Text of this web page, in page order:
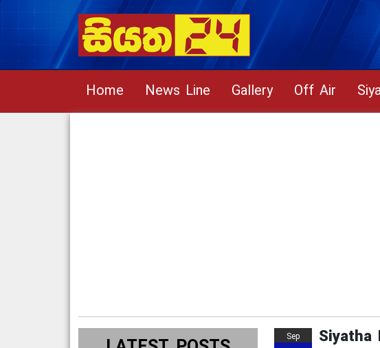
Home News Line Gallery Off Air
Sep
Siyatha